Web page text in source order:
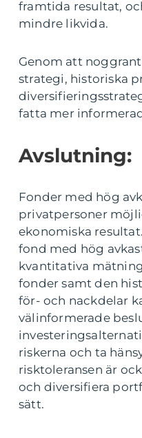
framtida resultat,
mindre likvida.
Genom att
strategi, historiska
fatta mer
Avslutning:
Fonder med hög
privatpersoner
ekonomiska
fond med hög
kvantitativa
fonder samt den
för- och nackdelar
välinformerade
riskerna och ta
risktoleransen är
och diversifiera
sätt.